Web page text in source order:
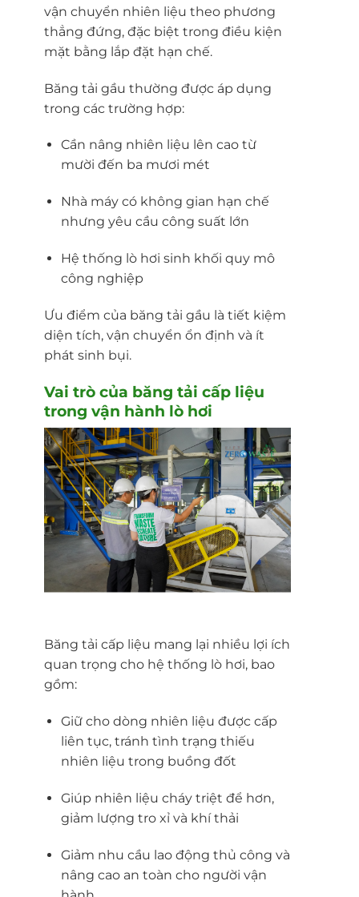
vận chuyển nhiên liệu theo phương
thẳng đứng, đặc biệt trong điều kiện
mặt bằng lắp đặt hạn chế.
Băng tải gầu thường được áp dụng
trong các trường hợp:
Cần nâng nhiên liệu lên cao từ
mười đến ba mươi mét
Nhà máy có không gian hạn chế
nhưng yêu cầu công suất lớn
Hệ thống lò hơi sinh khối quy mô
công nghiệp
Ưu điểm của băng tải gầu là tiết kiệm
diện tích, vận chuyển ổn định và ít
phát sinh bụi.
Vai trò của băng tải cấp liệu
trong vận hành lò hơi
Băng tải cấp liệu mang lại nhiều lợi ích
quan trọng cho hệ thống lò hơi, bao
gồm:
Giữ cho dòng nhiên liệu được cấp
liên tục, tránh tình trạng thiếu
nhiên liệu trong buồng đốt
Giúp nhiên liệu cháy triệt để hơn,
giảm lượng tro xỉ và khí thải
Giảm nhu cầu lao động thủ công và
nâng cao an toàn cho người vận